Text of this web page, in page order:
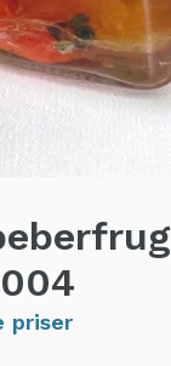
priser